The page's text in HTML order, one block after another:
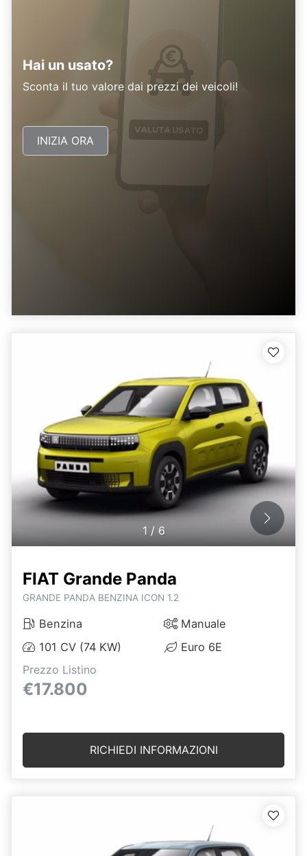
Hai un usato?
Sconta il tuo valore dai prezzi dei veicoli!
INIZIA ORA
1 / 6
FIAT Grande Panda
GRANDE PANDA BENZINA ICON 1.2
Benzina
Manuale
101 CV (74 KW)
Euro 6E
Prezzo Listino
€17.800
RICHIEDI INFORMAZIONI